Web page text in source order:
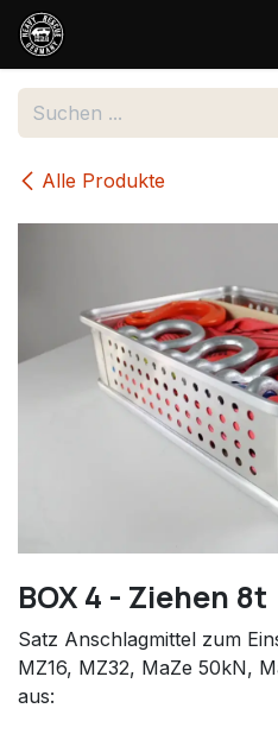
Zum Inhalt springen
Alle Produkte
BOX 4 - Ziehen 8t
Satz Anschlagmittel zum
MZ16, MZ32, MaZe 50kN,
aus: